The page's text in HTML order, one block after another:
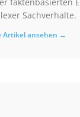
faktenbasierten
Sachverhalte.
Artikel ansehen →